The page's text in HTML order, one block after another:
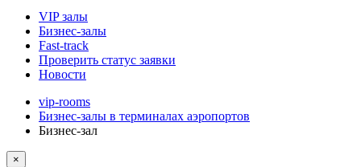
VIP залы
Бизнес-залы
Fast-track
Проверить статус заявки
Новости
vip-rooms
Бизнес-залы в терминалах аэропортов
Бизнес-зал
×